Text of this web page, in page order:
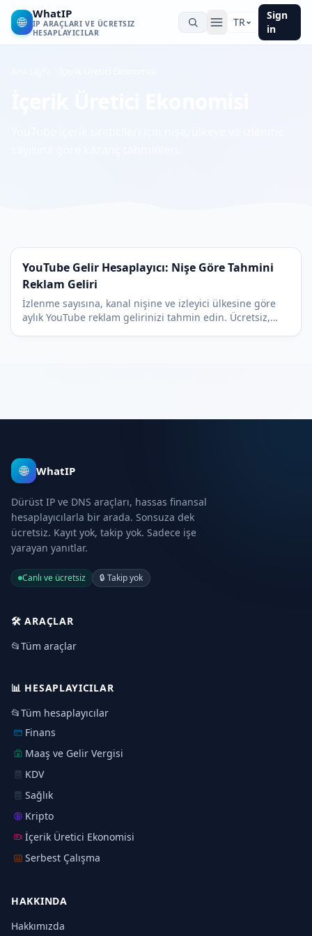
🌐
WhatIP
IP ARAÇLARI VE ÜCRETSIZ
HESAPLAYICILAR
TR
Sign
in
YouTube Gelir Hesaplayıcı: Nişe Göre Tahmini
Reklam Geliri
İzlenme sayısına, kanal nişine ve izleyici ülkesine göre
aylık YouTube reklam gelirinizi tahmin edin. Ücretsiz,
🌐 WhatIP
Dürüst IP ve DNS araçları, hassas finansal
hesaplayıcılarla bir arada. Sonsuza dek
ücretsiz. Kayıt yok, takip yok. Sadece işe
yarayan yanıtlar.
Canlı ve ücretsiz 🔒 Takip yok
🛠️ARAÇLAR
📂Tüm araçlar
📊 HESAPLAYICILAR
📂Tüm hesaplayıcılar
Finans
Maaş ve Gelir Vergisi
KDV
Sağlık
Kripto
İçerik Üretici Ekonomisi
Serbest Çalışma
HAKKINDA
Hakkımızda